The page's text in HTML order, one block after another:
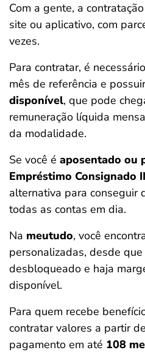
Com a gente, a
site ou aplicativo, com
vezes.
Para contratar, é
mês de referência e
disponível, que pode
remuneração líquida
da modalidade.
Se você é aposentado ou
Empréstimo Consignado
alternativa para conseguir
todas as contas em dia.
Na meutudo, você
personalizadas, desde
desbloqueado e haja
disponível.
Para quem recebe
contratar valores a partir de
pagamento em até 108